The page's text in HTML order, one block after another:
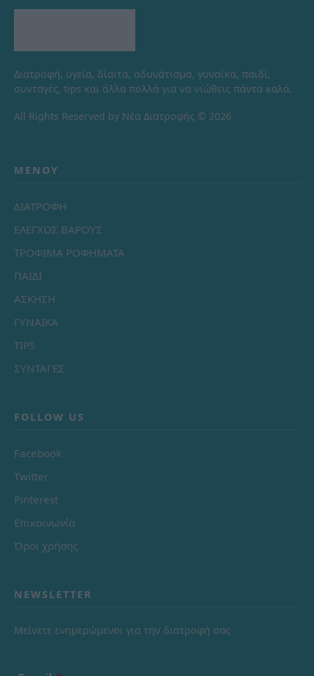
Διατροφή, υγεία, δίαιτα, αδυνάτισμα, γυναίκα, παιδί,
συνταγές, tips και άλλα πολλά για να νιώθεις πάντα καλά.
All Rights Reserved by Νέα Διατροφής © 2026
ΜΕΝΟΎ
ΔΙΑΤΡΟΦΗ
ΕΛΕΓΧΟΣ ΒΑΡΟΥΣ
ΤΡΟΦΙΜΑ ΡΟΦΗΜΑΤΑ
ΠΑΙΔΙ
ΑΣΚΗΣΗ
ΓΥΝΑΙΚΑ
TIPS
ΣΥΝΤΑΓΕΣ
FOLLOW US
Facebook
Twitter
Pinterest
Επικοινωνία
Όροι χρήσης
NEWSLETTER
Μείνετε ενημερώμενοι για την διατροφή σας